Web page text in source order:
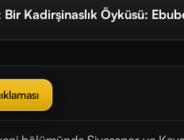
Bir Kadirşinaslık Öyküsü: